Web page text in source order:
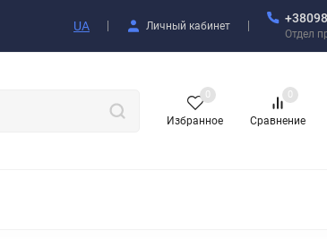
UA Личный кабинет
Отдел
Избранное
0
Сравнение
0